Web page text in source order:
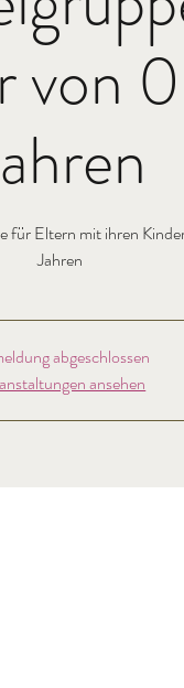
von
für Eltern mit ihren
Jahren
abgeschlossen
ansehen